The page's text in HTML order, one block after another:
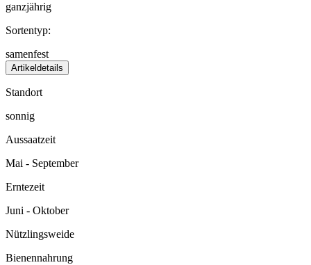
ganzjährig
Sortentyp:
samenfest
Artikeldetails
Standort
sonnig
Aussaatzeit
Mai - September
Erntezeit
Juni - Oktober
Nützlingsweide
Bienennahrung